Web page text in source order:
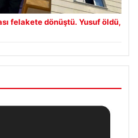
felakete dönüştü. Yusuf öldü,